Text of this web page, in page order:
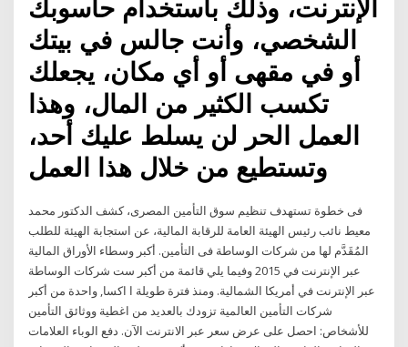
الإنترنت، وذلك باستخدام حاسوبك
الشخصي، وأنت جالس في بيتك
أو في مقهى أو أي مكان، يجعلك
تكسب الكثير من المال، وهذا
العمل الحر لن يسلط عليك أحد،
وتستطيع من خلال هذا العمل
فى خطوة تستهدف تنظيم سوق التأمين المصرى، كشف الدكتور محمد
معيط نائب رئيس الهيئة العامة للرقابة المالية، عن استجابة الهيئة للطلب
المُقَدَّم لها من شركات الوساطة فى التأمين. أكبر وسطاء الأوراق المالية
عبر الإنترنت في 2015 وفيما يلي قائمة من أكبر ست شركات الوساطة
عبر الإنترنت في أمريكا الشمالية. ومنذ فترة طويلة ا اكسا, واحدة من أكبر
شركات التأمين العالمية تزودك بالعديد من اغطية ووثائق التأمين
للأشخاص: احصل على عرض سعر عبر الانترنت الآن. دفع الوباء العلامات